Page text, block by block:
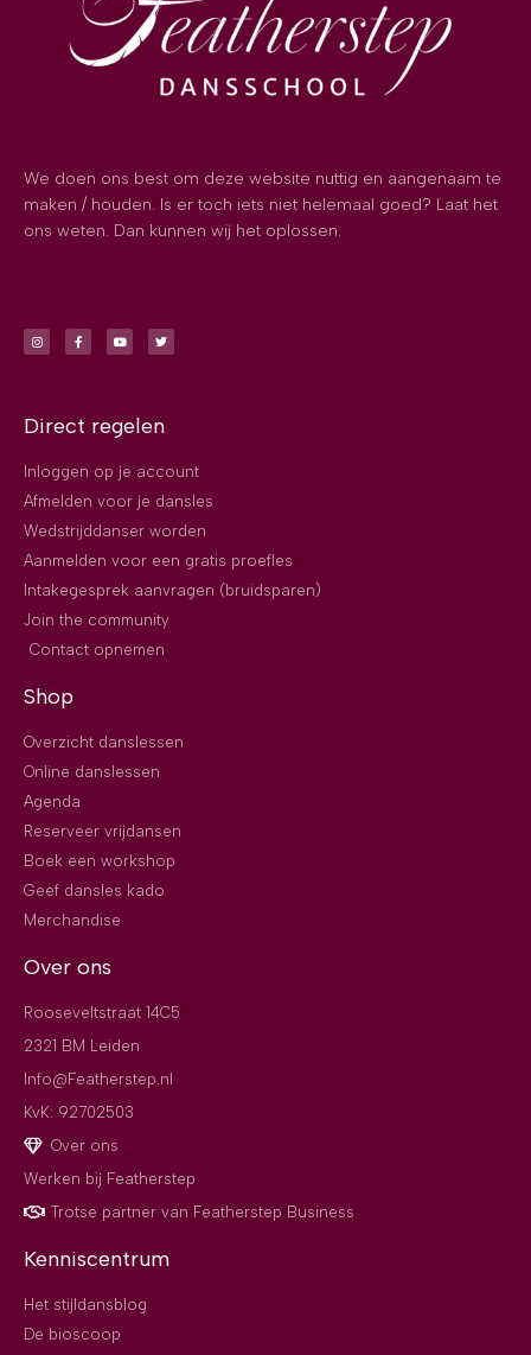
We doen ons best om deze website nuttig en aangenaam te
maken / houden. Is er toch iets niet helemaal goed? Laat het
ons weten. Dan kunnen wij het oplossen.
Direct regelen
Inloggen op je account
Afmelden voor je dansles
Wedstrijddanser worden
Aanmelden voor een gratis proefles
Intakegesprek aanvragen (bruidsparen)
Join the community
Contact opnemen
Shop
Overzicht danslessen
Online danslessen
Agenda
Reserveer vrijdansen
Boek een workshop
Geef dansles kado
Merchandise
Over ons
Rooseveltstraat 14C5
2321 BM Leiden
Info@Featherstep.nl
KvK: 92702503
Over ons
Werken bij Featherstep
Trotse partner van Featherstep Business
Kenniscentrum
Het stijldansblog
De bioscoop